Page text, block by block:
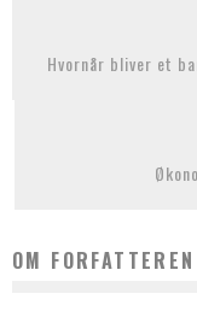
Hvornår bliver et
OM FORFATTEREN